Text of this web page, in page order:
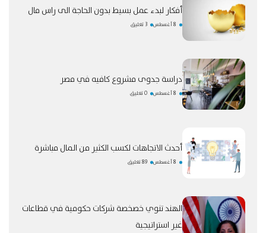
أفكار لبدء عمل بسيط بدون الحاجة الى راس مال
8 أغسطس 3 تعليق
دراسة جدوى مشروع كافيه في مصر
8 أغسطس 0 تعليق
أحدث الاتجاهات لكسب الكثير من المال مباشرة
8 أغسطس 89 تعليق
الهند تنوي خصخصة شركات حكومية في قطاعات
غير استراتيجية